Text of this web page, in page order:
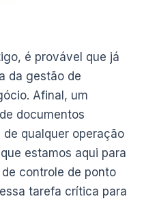
é provável que já
da gestão de
Afinal, um
documentos
qualquer operação
estamos aqui para
controle de ponto
tarefa crítica para